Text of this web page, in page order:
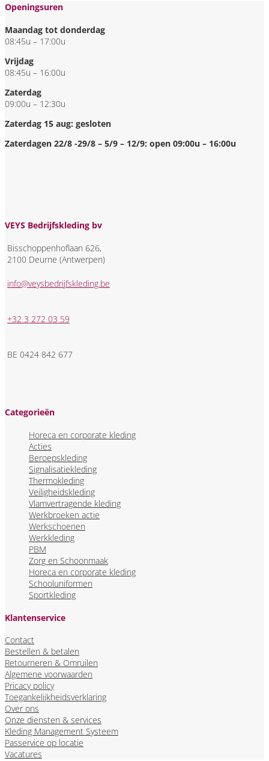
Openingsuren
Maandag tot donderdag
08:45u – 17:00u
Vrijdag
08:45u – 16:00u
Zaterdag
09:00u – 12:30u
Zaterdag 15 aug: gesloten
Zaterdagen 22/8 -29/8 – 5/9 – 12/9: open 09:00u – 16:00u
VEYS Bedrijfskleding bv
Bisschoppenhoflaan 626,
2100 Deurne (Antwerpen)
info@veysbedrijfskleding.be
+32 3 272 03 59
BE 0424 842 677
Categorieën
Horeca en corporate kleding
Acties
Beroepskleding
Signalisatiekleding
Thermokleding
Veiligheidskleding
Vlamvertragende kleding
Werkbroeken actie
Werkschoenen
Werkkleding
PBM
Zorg en Schoonmaak
Horeca en corporate kleding
Schooluniformen
Sportkleding
Klantenservice
Contact
Bestellen & betalen
Retourneren & Omruilen
Algemene voorwaarden
Pricacy policy
Toegankelijkheidsverklaring
Over ons
Onze diensten & services
Kleding Management Systeem
Passervice op locatie
Vacatures